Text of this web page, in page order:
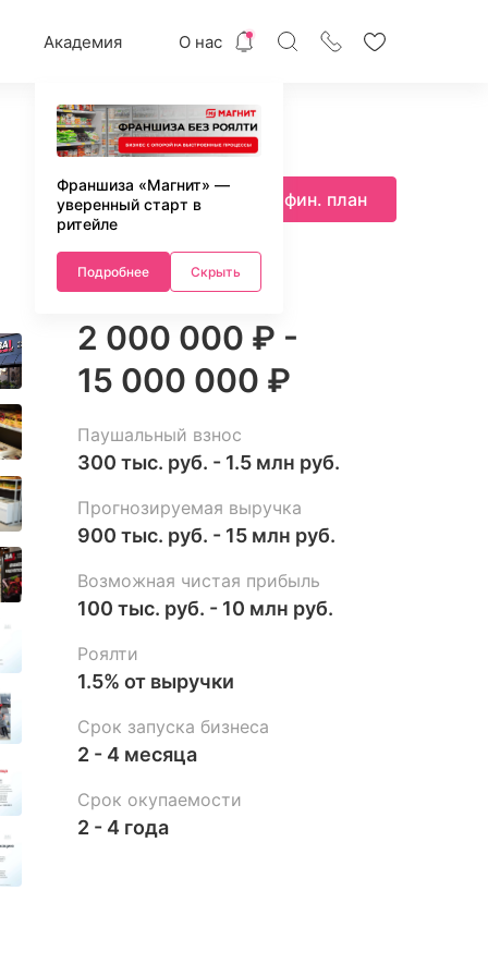
Академия О нас
Франшиза «Магнит» —
уверенный старт в
ритейле
Подробнее Скрыть
Запросить фин. план
2 000 000 ₽ -
15 000 000 ₽
Паушальный взнос
300 тыс. руб. - 1.5 млн руб.
Прогнозируемая выручка
900 тыс. руб. - 15 млн руб.
Возможная чистая прибыль
100 тыс. руб. - 10 млн руб.
Роялти
1.5% от выручки
Срок запуска бизнеса
2 - 4 месяца
Срок окупаемости
2 - 4 года